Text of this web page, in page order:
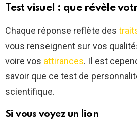
Test visuel : que révèle
Chaque réponse reflète des
vous renseignent sur vos
voire vos attirances. Il est
savoir que ce test de
scientifique.
Si vous voyez un lion